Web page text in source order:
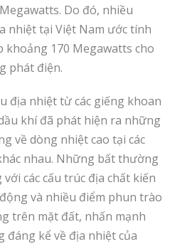
Do đó, nhiều
nhiệt tại Việt Nam ước tính
khoảng 170 Megawatts cho
phát điện.
địa nhiệt từ các giếng khoan
khí đã phát hiện ra những
về dòng nhiệt cao tại các
nhau. Những bất thường
với các cấu trúc địa chất kiến
và nhiều điểm phun trào
trên mặt đất, nhấn mạnh
đáng kể về địa nhiệt của